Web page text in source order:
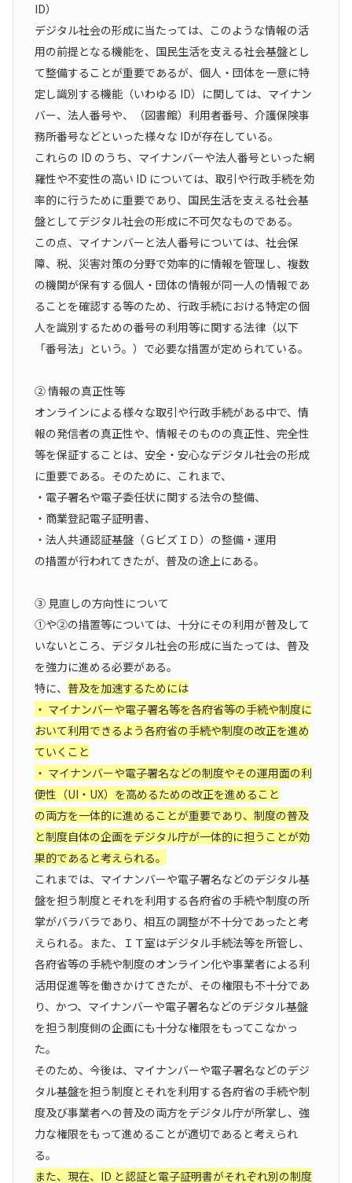
ID）
デジタル社会の形成に当たっては、このような情報の活
用の前提となる機能を、国民生活を支える社会基盤とし
て整備することが重要であるが、個人・団体を一意に特
定し識別する機能（いわゆる ID）に関しては、マイナン
バー、法人番号や、（図書館）利用者番号、介護保険事
務所番号などといった様々な IDが存在している。
これらの ID のうち、マイナンバーや法人番号といった網
羅性や不変性の高い ID については、取引や行政手続を効
率的に行うために重要であり、国民生活を支える社会基
盤としてデジタル社会の形成に不可欠なものである。
この点、マイナンバーと法人番号については、社会保
障、税、災害対策の分野で効率的に情報を管理し、複数
の機関が保有する個人・団体の情報が同一人の情報であ
ることを確認する等のため、行政手続における特定の個
人を識別するための番号の利用等に関する法律（以下
「番号法」という。）で必要な措置が定められている。
② 情報の真正性等
オンラインによる様々な取引や行政手続がある中で、情
報の発信者の真正性や、情報そのものの真正性、完全性
等を保証することは、安全・安心なデジタル社会の形成
に重要である。そのために、これまで、
・電子署名や電子委任状に関する法令の整備、
・商業登記電子証明書、
・法人共通認証基盤（ＧビズＩＤ）の整備・運用
の措置が行われてきたが、普及の途上にある。
③ 見直しの方向性について
①や②の措置等については、十分にその利用が普及して
いないところ、デジタル社会の形成に当たっては、普及
を強力に進める必要がある。
特に、 普及を加速するためには
・ マイナンバーや電子署名等を各府省等の手続や制度に
おいて利用できるよう各府省の手続や制度の改正を進め
ていくこと
・ マイナンバーや電子署名などの制度やその運用面の利
便性（UI・UX）を高めるための改正を進めること
の両方を一体的に進めることが重要であり、制度の普及
と制度自体の企画をデジタル庁が一体的に担うことが効
果的であると考えられる。
これまでは、マイナンバーや電子署名などのデジタル基
盤を担う制度とそれを利用する各府省の手続や制度の所
掌がバラバラであり、相互の調整が不十分であったと考
えられる。また、ＩＴ室はデジタル手続法等を所管し、
各府省等の手続や制度のオンライン化や事業者による利
活用促進等を働きかけてきたが、その権限も不十分であ
り、かつ、マイナンバーや電子署名などのデジタル基盤
を担う制度側の企画にも十分な権限をもってこなかっ
た。
そのため、今後は、マイナンバーや電子署名などのデジ
タル基盤を担う制度とそれを利用する各府省の手続や制
度及び事業者への普及の両方をデジタル庁が所掌し、強
力な権限をもって進めることが適切であると考えられ
る。
また、現在、ID と認証と電子証明書がそれぞれ別の制度